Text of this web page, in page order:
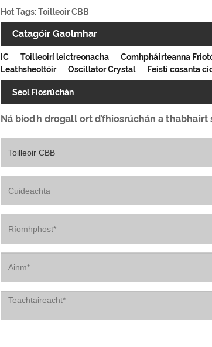
Hot Tags: Toilleoir CBB
Catagóir Gaolmhar
IC Toilleoirí leictreonacha Comhpháirteanna
Leathsheoltóir
Oscillator Crystal Feistí cosanta
Seol Fiosrúchán
Ná bíodh drogall ort d’fhiosrúchán a